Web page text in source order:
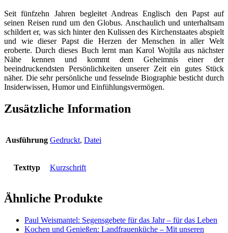
Seit fünfzehn Jahren begleitet Andreas Englisch den Papst auf
seinen Reisen rund um den Globus. Anschaulich und unterhaltsam
schildert er, was sich hinter den Kulissen des Kirchenstaates abspielt
und wie dieser Papst die Herzen der Menschen in aller Welt
eroberte. Durch dieses Buch lernt man Karol Wojtila aus nächster
Nähe kennen und kommt dem Geheimnis einer der
beeindruckendsten Persönlichkeiten unserer Zeit ein gutes Stück
näher. Die sehr persönliche und fesselnde Biographie besticht durch
Insiderwissen, Humor und Einfühlungsvermögen.
Zusätzliche Information
Ausführung Gedruckt, Datei
Texttyp Kurzschrift
Ähnliche Produkte
Paul Weismantel: Segensgebete für das Jahr – für das Leben
Kochen und Genießen: Landfrauenküche – Mit unseren